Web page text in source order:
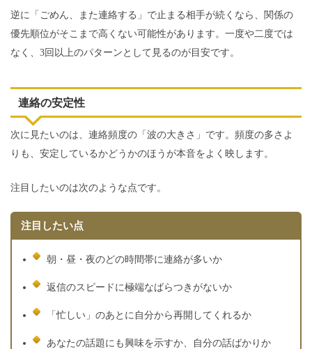
逆に「ごめん、また連絡する」で止まる相手が続くなら、関係の
優先順位がそこまで高くない可能性があります。一度や二度では
なく、3回以上のパターンとして見るのが目安です。
連絡の安定性
次に見たいのは、連絡頻度の「波の大きさ」です。頻度の多さよ
りも、安定しているかどうかのほうが本音をよく映します。
注目したいのは次のような点です。
注目したい点
朝・昼・夜のどの時間帯に連絡が多いか
返信のスピードに極端なばらつきがないか
「忙しい」のあとに自分から再開してくれるか
あなたの話題にも興味を示すか、自分の話ばかりか